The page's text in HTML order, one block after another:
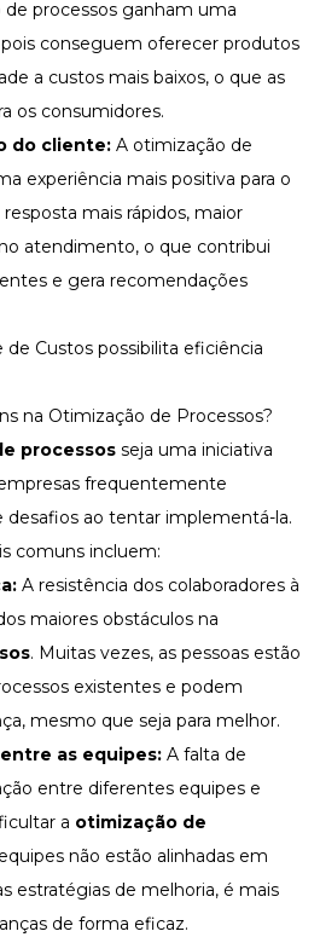
processos ganham uma
conseguem oferecer produtos
a custos mais baixos, o que as
os consumidores.
do cliente: A otimização de
experiência mais positiva para o
mais rápidos, maior
atendimento, o que contribui
e gera recomendações
Custos possibilita eficiência
na Otimização de Processos?
processos seja uma iniciativa
frequentemente
ao tentar implementá-la.
comuns incluem:
A resistência dos colaboradores à
maiores obstáculos na
. Muitas vezes, as pessoas estão
existentes e podem
mesmo que seja para melhor.
as equipes: A falta de
entre diferentes equipes e
a otimização de
não estão alinhadas em
estratégias de melhoria, é mais
de forma eficaz.